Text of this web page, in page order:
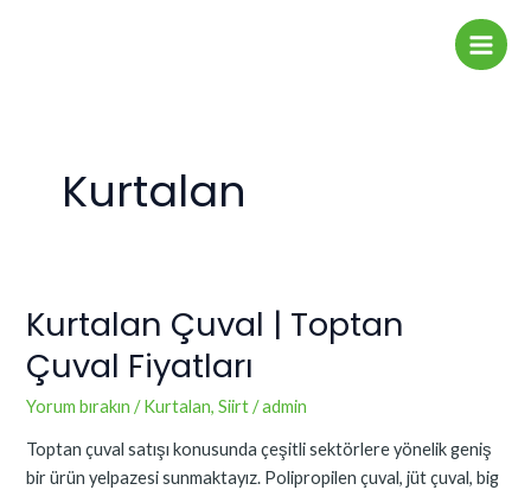
Main
Kurtalan
Kurtalan Çuval | Toptan
Çuval Fiyatları
Yorum bırakın /Kurtalan,Siirt/admin
Toptan çuval satışı konusunda çeşitli sektörlere yönelik geniş
bir ürün yelpazesi sunmaktayız. Polipropilen çuval, jüt çuval, big
Kurtalan
|
Toptan
Fiyatları